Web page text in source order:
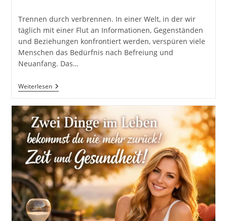
Trennen durch verbrennen. In einer Welt, in der wir
täglich mit einer Flut an Informationen, Gegenständen
und Beziehungen konfrontiert werden, verspüren viele
Menschen das Bedürfnis nach Befreiung und
Neuanfang. Das…
WeiterlesenWillst
Du
Von
Etwas
Trennen,
Dann
Musst
Du
Es
Verbrennen:
Der
Weg
Zur
Inneren
Freiheit
#GedankenZumLeben